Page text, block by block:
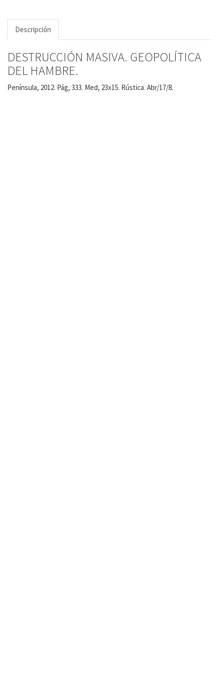
Descripción
DESTRUCCIÓN MASIVA. GEOPOLÍTICA
DEL HAMBRE.
Península, 2012. Pág, 333. Med, 23x15. Rústica. Abr/17/8.